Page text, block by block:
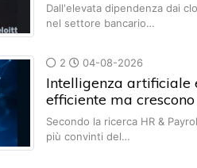
Dall'elevata dipendenza dai
nel settore bancario…
2 04-08-2026
Intelligenza artificiale
efficiente ma
Secondo la ricerca HR &
più convinti del…